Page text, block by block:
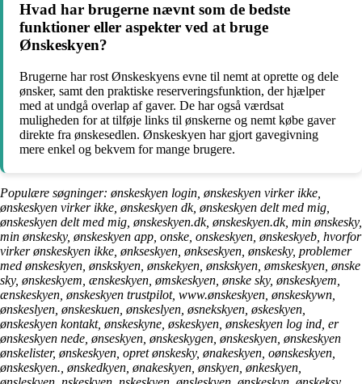
Hvad har brugerne nævnt som de bedste
funktioner eller aspekter ved at bruge
Ønskeskyen?
Brugerne har rost Ønskeskyens evne til nemt at oprette og dele
ønsker, samt den praktiske reserveringsfunktion, der hjælper
med at undgå overlap af gaver. De har også værdsat
muligheden for at tilføje links til ønskerne og nemt købe gaver
direkte fra ønskesedlen. Ønskeskyen har gjort gavegivning
mere enkel og bekvem for mange brugere.
Populære søgninger: ønskeskyen login, ønskeskyen virker ikke,
ønskeskyen virker ikke, ønskeskyen dk, ønskeskyen delt med mig,
ønskeskyen delt med mig, ønskeskyen.dk, ønskeskyen.dk, min ønskesky,
min ønskesky, ønskeskyen app, onske, onskeskyen, ønskeskyeb, hvorfor
virker ønskeskyen ikke, ønkseskyen, ønkseskyen, ønskesky, problemer
med ønskeskyen, ønskskyen, ønskekyen, ønskskyen, ømskeskyen, ønske
sky, ønskeskyem, ænskeskyen, ømskeskyen, ønske sky, ønskeskyem,
ænskeskyen, ønskeskyen trustpilot, www.ønskeskyen, ønskeskywn,
ønskeslyen, ønskeskuen, ønskeslyen, øsnekskyen, øskeskyen,
ønskeskyen kontakt, ønskeskyne, øskeskyen, ønskeskyen log ind, er
ønskeskyen nede, ønseskyen, ønskeskygen, ønskeskyen, ønskeskyen
ønskelister, ønskeskyen, opret ønskesky, ønakeskyen, oønskeskyen,
ønskeskyen., ønskedkyen, ønakeskyen, ønskyen, ønkeskyen,